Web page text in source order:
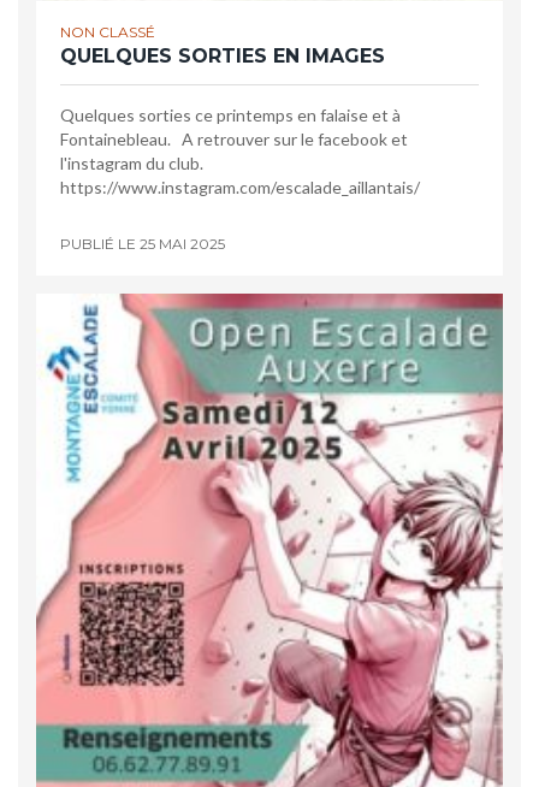
NON CLASSÉ
QUELQUES SORTIES EN IMAGES
Quelques sorties ce printemps en falaise et à
Fontainebleau. A retrouver sur le facebook et
l'instagram du club.
https://www.instagram.com/escalade_aillantais/
PUBLIÉ LE 25 MAI 2025